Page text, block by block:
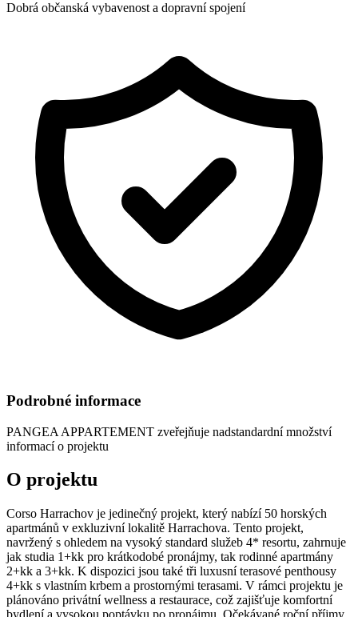
Dobrá občanská vybavenost a dopravní spojení
Podrobné informace
PANGEA APPARTEMENT zveřejňuje nadstandardní množství
informací o projektu
O projektu
Corso Harrachov je jedinečný projekt, který nabízí 50 horských
apartmánů v exkluzivní lokalitě Harrachova. Tento projekt,
navržený s ohledem na vysoký standard služeb 4* resortu, zahrnuje
jak studia 1+kk pro krátkodobé pronájmy, tak rodinné apartmány
2+kk a 3+kk. K dispozici jsou také tři luxusní terasové penthousy
4+kk s vlastním krbem a prostornými terasami. V rámci projektu je
plánováno privátní wellness a restaurace, což zajišťuje komfortní